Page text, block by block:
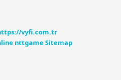
vyfi.com.tr
nttgame Sitemap